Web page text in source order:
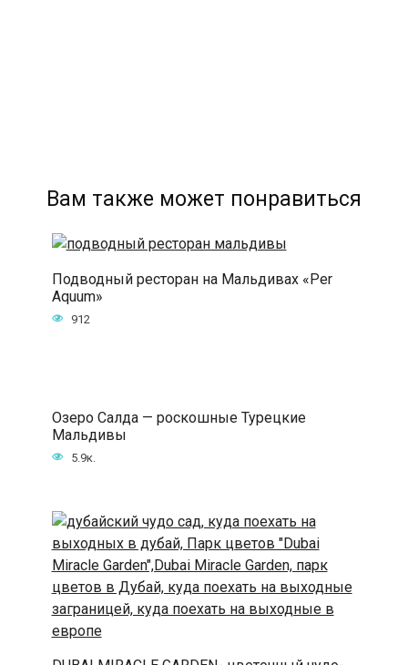
Вам также может понравиться
Подводный ресторан на Мальдивах «Per
Aquum»
912
Озеро Салда — роскошные Турецкие
Мальдивы
5.9к.